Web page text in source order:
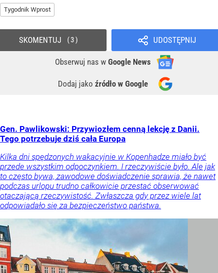
Tygodnik Wprost
UDOSTĘPNIJ
Obserwuj nas w Google News
Dodaj jako źródło w Google
SKOMENTUJ 3
Gen. Pawlikowski: Przywiozłem cenną lekcję z Danii.
Tego potrzebuje dziś cała Europa
Kilka dni spędzonych wakacyjnie w Kopenhadze miało być
przede wszystkim odpoczynkiem. I rzeczywiście było. Ale jak
to często bywa, zawodowe doświadczenie sprawia, że nawet
podczas urlopu trudno całkowicie przestać obserwować
otaczającą rzeczywistość. Zwłaszcza gdy przez wiele lat
odpowiadało się za bezpieczeństwo państwa.